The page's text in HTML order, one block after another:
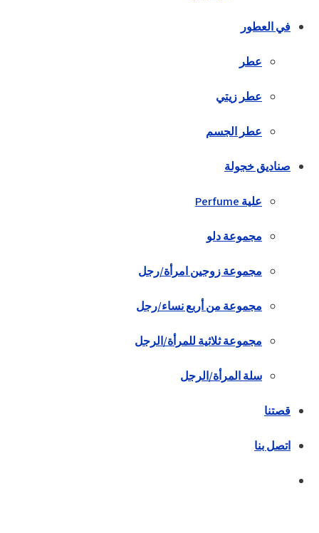
في العطور
عطر
عطر زيتي
عطر الجسم
صناديق خجولة
علية Perfume
مجموعة دلو
مجموعة زوجين امرأة/رجل
مجموعة من أربع نساء/رجل
مجموعة ثلاثية للمرأة/الرجل
سلة المرأة/الرجل
قصتنا
اتصل بنا